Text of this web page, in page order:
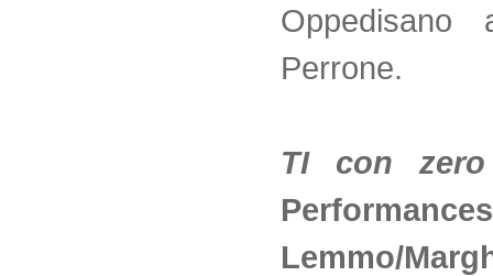
Oppedisano
Perrone.
TI con
Performances
Lemmo/